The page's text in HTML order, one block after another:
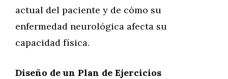
actual del paciente y de cómo su
enfermedad neurológica afecta su
capacidad física.
Diseño de un Plan de Ejercicios